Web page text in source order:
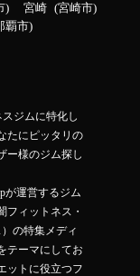
宮崎
宮崎市
覇市
ジムに特化し
たにピッタリの
ー様のジム探し
が運営するジム
フィットネス・
の特集メディ
テーマにしてお
ットに役立つフ